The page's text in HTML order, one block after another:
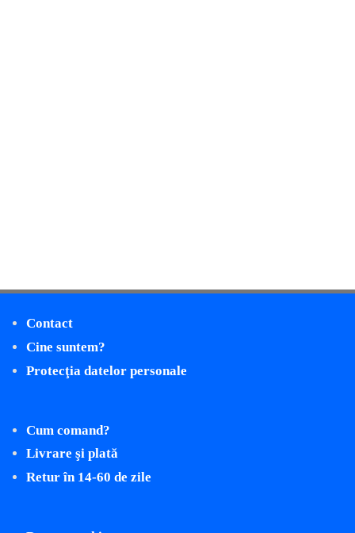
Contact
Cine suntem?
Protecţia datelor personale
Cum comand?
Livrare şi plată
Retur în 14-60 de zile